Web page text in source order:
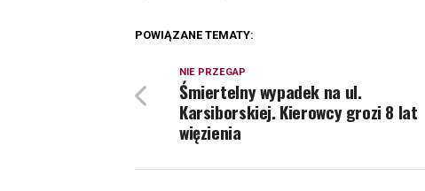
POWIĄZANE TEMATY:
NIE PRZEGAP
Śmiertelny wypadek na ul.
Karsiborskiej. Kierowcy grozi 8 lat
więzienia